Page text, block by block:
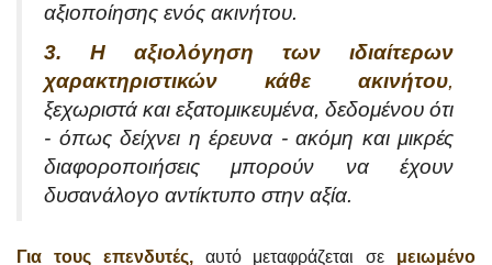
αξιοποίησης ενός ακινήτου.
3. Η αξιολόγηση των ιδιαίτερων
χαρακτηριστικών κάθε ακινήτου,
ξεχωριστά και εξατομικευμένα, δεδομένου ότι
- όπως δείχνει η έρευνα - ακόμη και μικρές
διαφοροποιήσεις μπορούν να έχουν
δυσανάλογο αντίκτυπο στην αξία.
Για τους επενδυτές,αυτό μεταφράζεται σε μειωμένο